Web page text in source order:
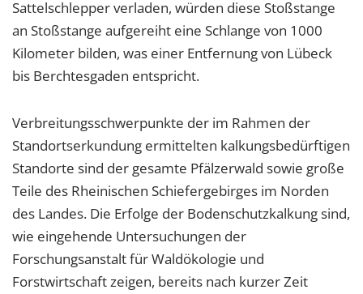
Sattelschlepper verladen, würden diese Stoßstange
an Stoßstange aufgereiht eine Schlange von 1000
Kilometer bilden, was einer Entfernung von Lübeck
bis Berchtesgaden entspricht.
Verbreitungsschwerpunkte der im Rahmen der
Standortserkundung ermittelten kalkungsbedürftigen
Standorte sind der gesamte Pfälzerwald sowie große
Teile des Rheinischen Schiefergebirges im Norden
des Landes. Die Erfolge der Bodenschutzkalkung sind,
wie eingehende Untersuchungen der
Forschungsanstalt für Waldökologie und
Forstwirtschaft zeigen, bereits nach kurzer Zeit